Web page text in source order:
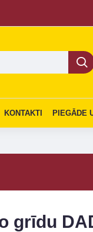
KONTAKTI PIEGĀDE
grīdu